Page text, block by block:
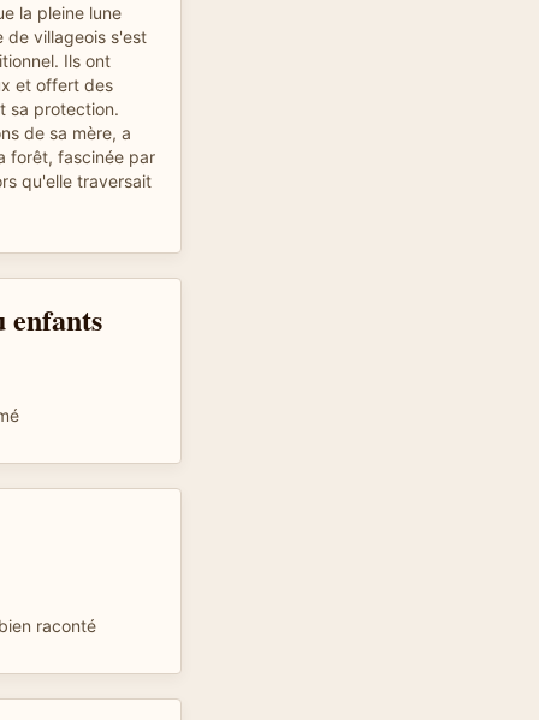
la pleine lune
de villageois s'est
Ils ont
et offert des
sa protection.
de sa mère, a
forêt, fascinée par
qu'elle traversait
enfants
raconté